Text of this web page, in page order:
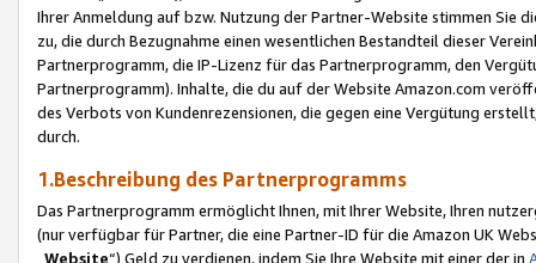
Ihrer Anmeldung auf bzw. Nutzung der Partner-Website stimmen Sie
zu, die durch Bezugnahme einen wesentlichen Bestandteil dieser
Partnerprogramm, die IP-Lizenz für das Partnerprogramm, den
Partnerprogramm). Inhalte, die du auf der Website Amazon.com
des Verbots von Kundenrezensionen, die gegen eine Vergütung
durch.
1.Beschreibung des Partnerprogramms
Das Partnerprogramm ermöglicht Ihnen, mit Ihrer Website, Ihren
(nur verfügbar für Partner, die eine Partner-ID für die Amazon UK
Website“) Geld zu verdienen, indem Sie Ihre Website mit einer der in